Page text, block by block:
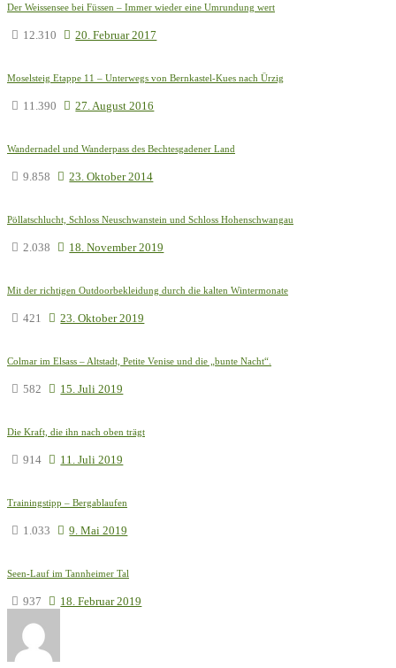
Der Weissensee bei Füssen – Immer wieder eine Umrundung wert
12.310 20. Februar 2017
Moselsteig Etappe 11 – Unterwegs von Bernkastel-Kues nach Ürzig
11.390 27. August 2016
Wandernadel und Wanderpass des Bechtesgadener Land
9.858 23. Oktober 2014
Pöllatschlucht, Schloss Neuschwanstein und Schloss Hohenschwangau
2.038 18. November 2019
Mit der richtigen Outdoorbekleidung durch die kalten Wintermonate
421 23. Oktober 2019
Colmar im Elsass – Altstadt, Petite Venise und die „bunte Nacht“.
582 15. Juli 2019
Die Kraft, die ihn nach oben trägt
914 11. Juli 2019
Trainingstipp – Bergablaufen
1.033 9. Mai 2019
Seen-Lauf im Tannheimer Tal
937 18. Februar 2019